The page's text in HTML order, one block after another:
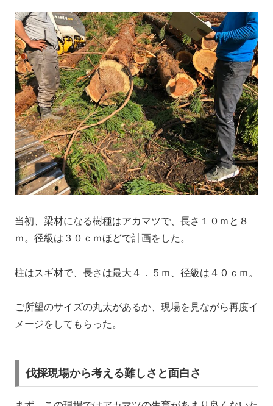
当初、梁材になる樹種はアカマツで、長さ１０ｍと８
ｍ。径級は３０ｃｍほどで計画をした。
柱はスギ材で、長さは最大４．５ｍ、径級は４０ｃｍ。
ご所望のサイズの丸太があるか、現場を見ながら再度イ
メージをしてもらった。
伐採現場から考える難しさと面白さ